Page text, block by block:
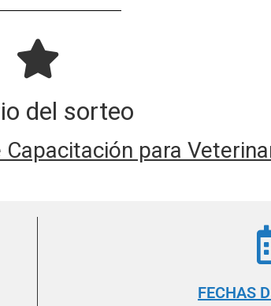
del sorteo
Capacitación para
FECHAS